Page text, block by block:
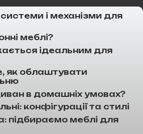
і механізми для
меблі?
ідеальним для
як облаштувати
в домашніх умовах?
конфігурації та стилі
підбираємо меблі для